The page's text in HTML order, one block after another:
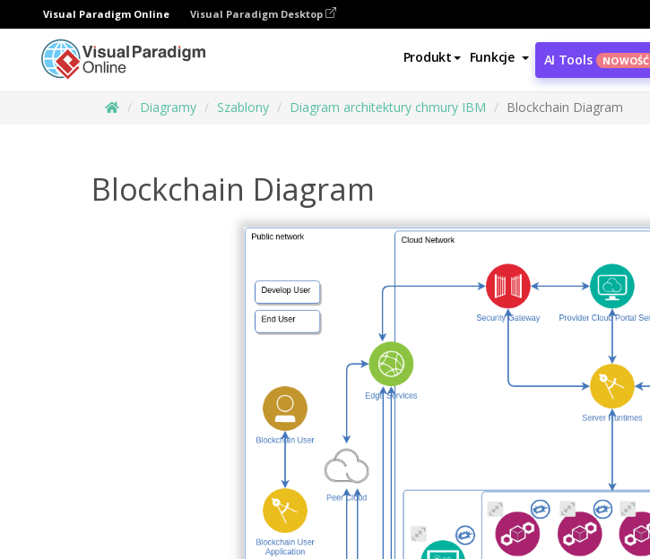
Visual Paradigm Online Visual Paradigm Desktop
Produkt Funkcje AI Tools NOWOŚĆ
Diagramy Szablony Diagram architektury chmury IBM Blockchain Diagram
Blockchain Diagram